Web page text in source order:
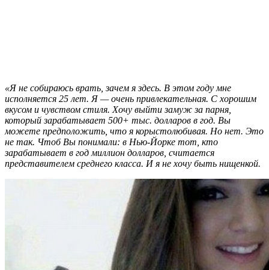
«Я не собираюсь врать, зачем я здесь. В этом году мне
исполняется 25 лет. Я — очень привлекательная. С хорошим
вкусом и чувством стиля. Хочу выйти замуж за парня,
который зарабатывает 500+ тыс. долларов в год. Вы
можете предположить, что я корыстолюбивая. Но нет. Это
не так. Чтоб Вы понимали: в Нью-Йорке тот, кто
зарабатывает в год миллион долларов, считается
представителем среднего класса. И я не хочу быть нищенкой.